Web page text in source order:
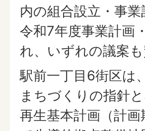
内の組合設立・事
令和7年度事業計画
れ、いずれの議案
駅前一丁目6街区は
まちづくりの指針
再生基本計画（計